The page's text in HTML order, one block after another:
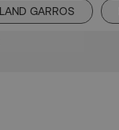
GARROS